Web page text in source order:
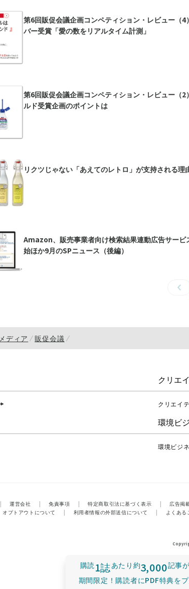
第6回販促会議企画コンペティション・レビュー（4
バー受賞「愛の数をリアルタイム計測」
第6回販促会議企画コンペティション・レビュー（2
ルド受賞企画のポイントは
リクツじゃない「あえてのレトロ」が支持される理
Amazon、販売事業者向け検索結果連動広告サービ
始ほか9月のSPニュース（後編）
購読 1誌あたり 約3,000記事
期間限定！購読者にPDF特典を
メディア 販促会議
クリエ
クリエイ
環境ビ
環境ビジ
| 運営会社 | 免責事項 | 特定商取引法に基づく表示 | 広告掲
オプトアウトについて
| 利用者情報の外部送信について | よくある